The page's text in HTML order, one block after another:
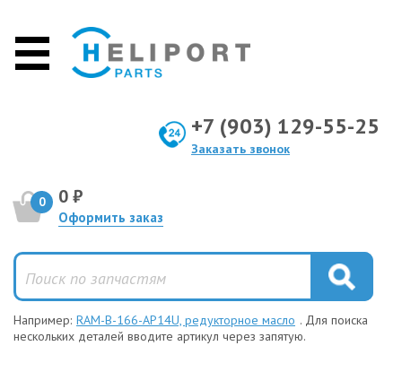
+7 (903) 129-55-25
Заказать звонок
0 0 ₽
Оформить заказ
Например: RAM-B-166-AP14U, редукторное масло . Для поиска
нескольких деталей вводите артикул через запятую.